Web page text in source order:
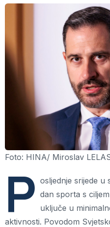
Foto: HINA/ Miroslav
P osljednje srijede u
dan sporta s
uključe u
aktivnosti. Povodom